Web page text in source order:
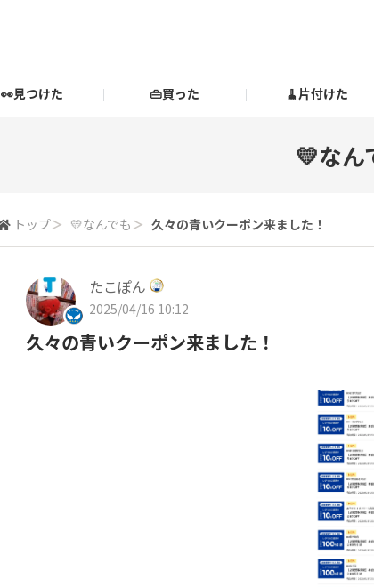
👀見つけた 👜買った 🧹片付けた
💛なん
トップ＞ 💛なんでも ＞ 久々の青いクーポン来ました！
たこぽん
2025/04/16 10:12
久々の青いクーポン来ました！